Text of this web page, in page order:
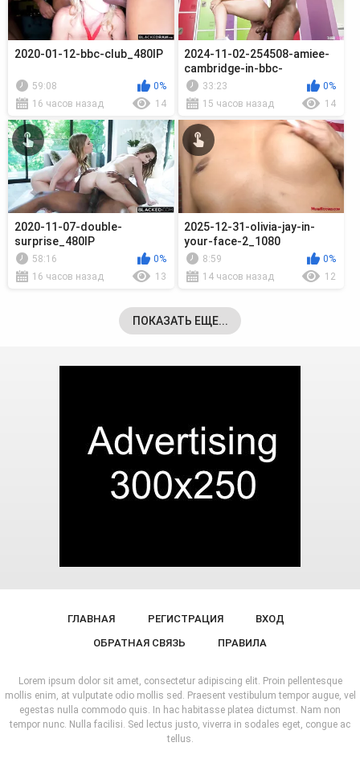
2020-01-12-bbc-club_480lP
59:08
0%
16 часов назад
14
2024-11-02-254508-amiee-
cambridge-in-bbc-
championship-seas_720p
33:23
0%
15 часов назад
14
2020-11-07-double-
surprise_480lP
58:16
0%
16 часов назад
13
2025-12-31-olivia-jay-in-
your-face-2_1080
8:59
0%
14 часов назад
12
ПОКАЗАТЬ ЕЩЕ...
ГЛАВНАЯ РЕГИСТРАЦИЯ
ВХОД
ОБРАТНАЯ СВЯЗЬ
ПРАВИЛА
Lorem ipsum dolor sit amet, consectetur adipiscing elit. Proin pellentesque
mollis enim, at vulputate odio mollis sed. Praesent vestibulum tempor augue, vel
egestas nulla commodo quis. In hac habitasse platea dictumst. Nam non
tempor nunc. Nulla facilisi. Sed lectus justo, viverra in sodales eget, congue ac
tellus.